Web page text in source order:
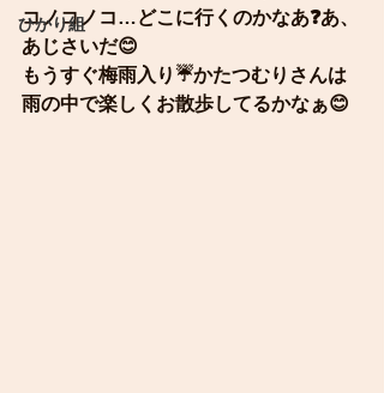
ひかり組
コノコノコ…どこに行くのかなあ❓あ、
あじさいだ😊
もうすぐ梅雨入り☔️かたつむりさんは
雨の中で楽しくお散歩してるかなぁ😊